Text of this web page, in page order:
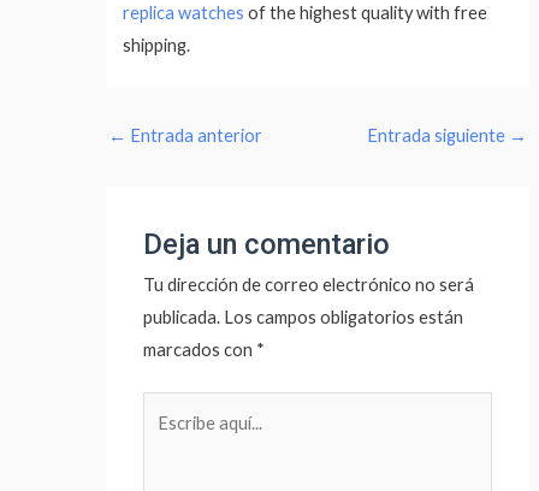
replica watches of the highest quality with free
shipping.
← Entrada anterior Entrada siguiente →
Deja un comentario
Tu dirección de correo electrónico no será
publicada. Los campos obligatorios están
marcados con *